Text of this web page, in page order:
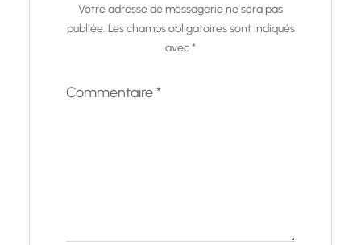
Votre adresse de messagerie ne sera pas
publiée. Les champs obligatoires sont indiqués
avec*
Commentaire*